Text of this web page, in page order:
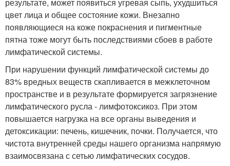
цвет лица и общее состояние кожи. Внезапно
появляющиеся на коже покраснения и пигментные
пятна тоже могут быть последствиями сбоев в работе
лимфатической системы.
При нарушении функций лимфатической системы до
83% вредных веществ скапливается в межклеточном
пространстве и в результате формируется загрязнение
лимфатического русла - лимфотоксикоз. При этом
повышается нагрузка на все органы выведения и
детоксикации: печень, кишечник, почки. Получается, что
чистота внутренней среды нашего организма напрямую
взаимосвязана с сетью лимфатических сосудов.